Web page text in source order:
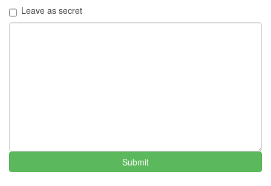
Leave as secret
Submit
멍
멍
랑
같